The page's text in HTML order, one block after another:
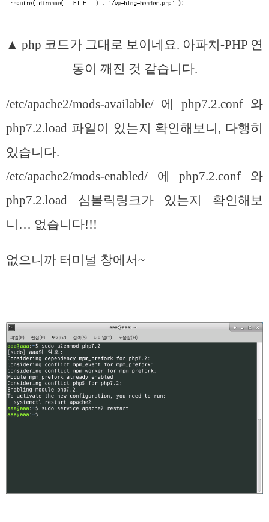
▲ php 코드가 그대로 보이네요. 아파치-PHP 연
동이 깨진 것 같습니다.
/etc/apache2/mods-available/ 에 php7.2.conf 와
php7.2.load 파일이 있는지 확인해보니, 다행히
있습니다.
/etc/apache2/mods-enabled/ 에 php7.2.conf 와
php7.2.load 심볼릭링크가 있는지 확인해보
니… 없습니다!!!
없으니까 터미널 창에서~